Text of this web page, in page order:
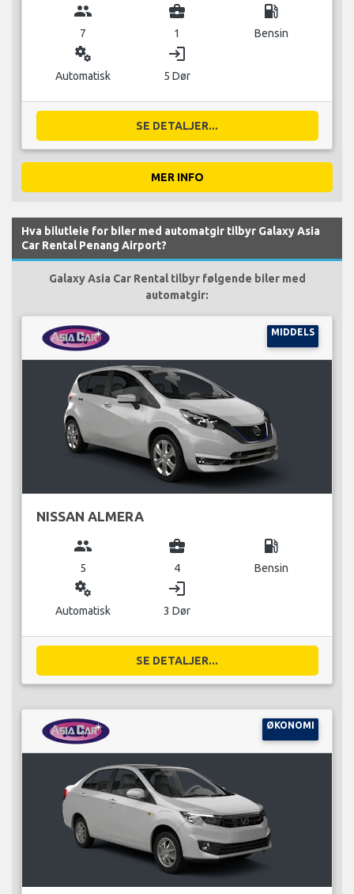
group
7
business_center
1
local_gas_station
Bensin
miscellaneous_services
Automatisk
login
5 Dør
SE DETALJER...
MER INFO
Hva bilutleie for biler med automatgir tilbyr Galaxy Asia
Car Rental Penang Airport?
Galaxy Asia Car Rental tilbyr følgende biler med
automatgir:
MIDDELS
NISSAN ALMERA
group
5
business_center
4
local_gas_station
Bensin
miscellaneous_services
Automatisk
login
3 Dør
SE DETALJER...
ØKONOMI